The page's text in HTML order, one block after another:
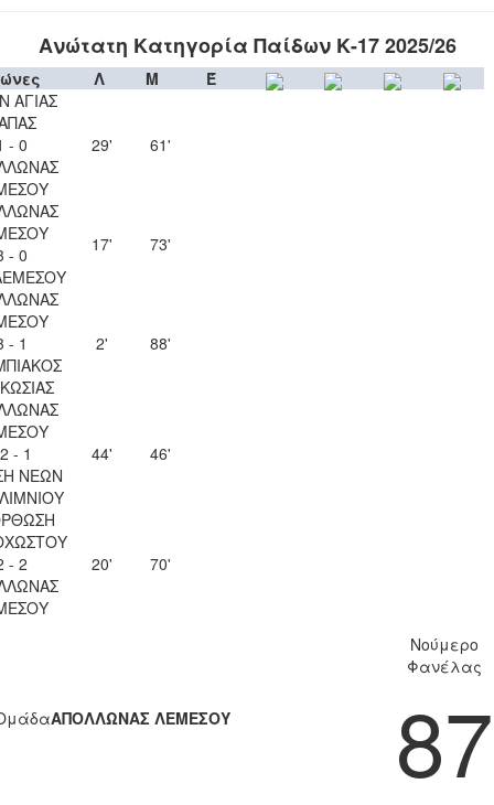
Ανώτατη Κατηγορία Παίδων Κ-17 2025/26
Λ Μ
Έ
ΑΓΙΑΣ
- 0
29' 61'
- 0
17' 73'
- 1
2' 88'
- 1
ΝΕΩΝ
44' 46'
- 2
20' 70'
ΑΠΟΛΛΩΝΑΣ ΛΕΜΕΣΟΥ
Νούμερο
Φανέλας
87